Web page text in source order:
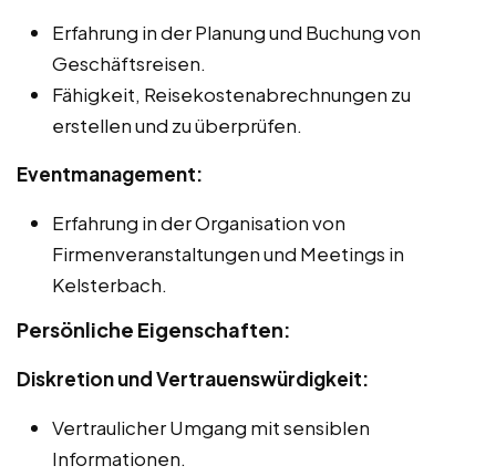
Erfahrung in der Planung und Buchung von
Geschäftsreisen.
Fähigkeit, Reisekostenabrechnungen zu
erstellen und zu überprüfen.
Eventmanagement:
Erfahrung in der Organisation von
Firmenveranstaltungen und Meetings in
Kelsterbach.
Persönliche Eigenschaften:
Diskretion und Vertrauenswürdigkeit:
Vertraulicher Umgang mit sensiblen
Informationen.